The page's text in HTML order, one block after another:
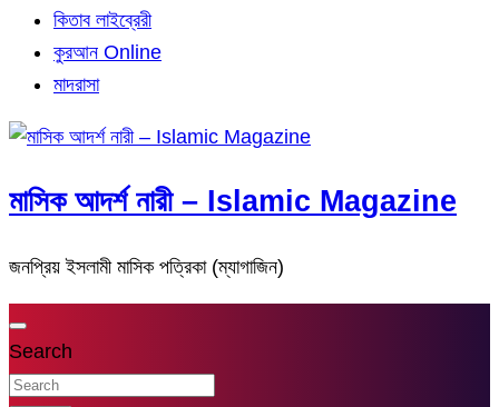
কিতাব লাইব্রেরী
কুরআন Online
মাদরাসা
মাসিক আদর্শ নারী – Islamic Magazine
জনপ্রিয় ইসলামী মাসিক পত্রিকা (ম্যাগাজিন)
Search